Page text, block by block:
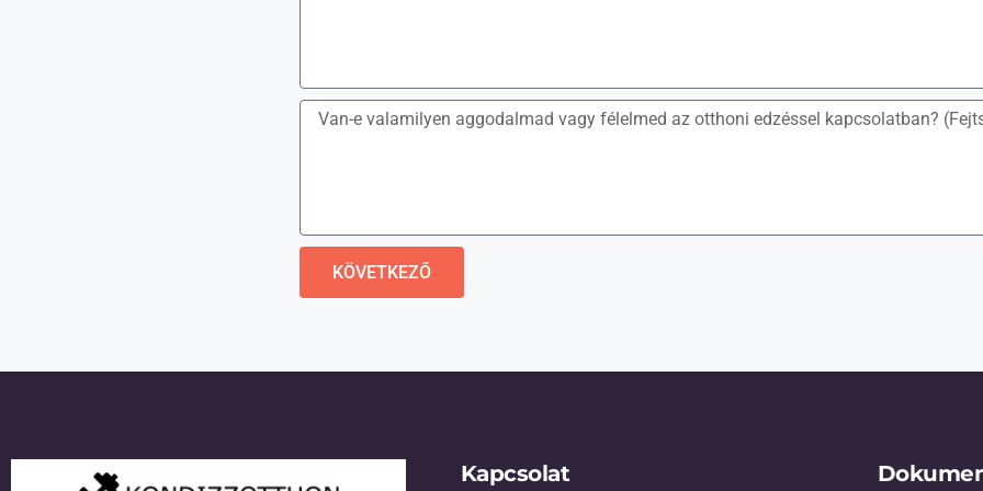
KÖVETKEZŐ
Kapcsolat